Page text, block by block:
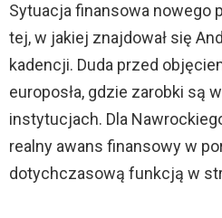
Sytuacja finansowa nowego
tej, w jakiej znajdował się
kadencji. Duda przed
europosła, gdzie zarobki są
instytucjach. Dla
realny awans finansowy w
dotychczasową funkcją w